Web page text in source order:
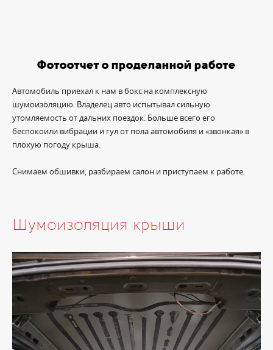
Фотоотчет о проделанной работе
Автомобиль приехал к нам в бокс на комплексную
шумоизоляцию. Владелец авто испытывал сильную
утомляемость от дальних поездок. Больше всего его
беспокоили вибрации и гул от пола автомобиля и «звонкая» в
плохую погоду крыша.
Снимаем обшивки, разбираем салон и приступаем к работе.
Шумоизоляция крыши